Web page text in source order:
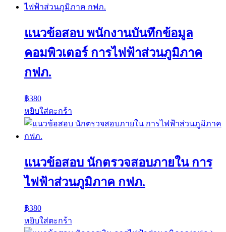
แนวข้อสอบ พนักงานบันทึกข้อมูล
คอมพิวเตอร์ การไฟฟ้าส่วนภูมิภาค
กฟภ.
฿380
หยิบใส่ตะกร้า
แนวข้อสอบ นักตรวจสอบภายใน การ
ไฟฟ้าส่วนภูมิภาค กฟภ.
฿380
หยิบใส่ตะกร้า